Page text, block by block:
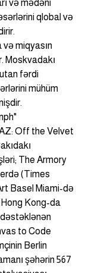
və mədəni
qlobal və
miqyasın
Moskvadakı
fərdi
mühüm
Off the Velvet
The Armory
(Times
Basel Miami-də
Kong-da
to Code
Berlin
şəhərin 567